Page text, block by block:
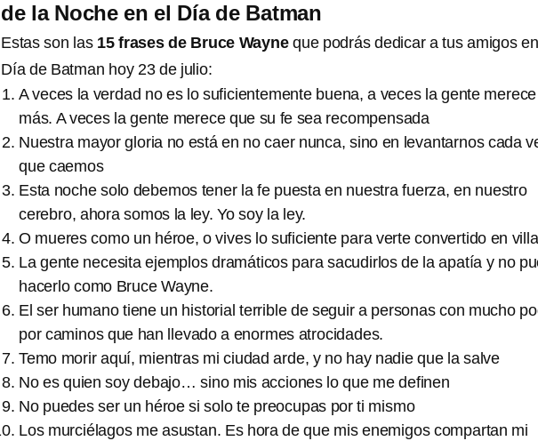
de la Noche en el Día de Batman
Estas son las 15 frases de Bruce Wayneque podrás dedicar a tus amigos
Día de Batman hoy 23 de julio:
A veces la verdad no es lo suficientemente buena, a veces la gente merece
más. A veces la gente merece que su fe sea recompensada
Nuestra mayor gloria no está en no caer nunca, sino en levantarnos cada
que caemos
Esta noche solo debemos tener la fe puesta en nuestra fuerza, en nuestro
cerebro, ahora somos la ley. Yo soy la ley.
O mueres como un héroe, o vives lo suficiente para verte convertido en
La gente necesita ejemplos dramáticos para sacudirlos de la apatía y no
hacerlo como Bruce Wayne.
El ser humano tiene un historial terrible de seguir a personas con mucho
por caminos que han llevado a enormes atrocidades.
Temo morir aquí, mientras mi ciudad arde, y no hay nadie que la salve
No es quien soy debajo… sino mis acciones lo que me definen
No puedes ser un héroe si solo te preocupas por ti mismo
Los murciélagos me asustan. Es hora de que mis enemigos compartan mi